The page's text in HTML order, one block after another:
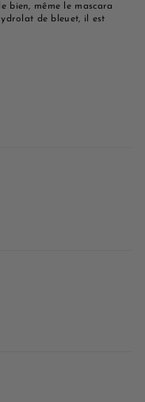
bien, même le mascara
de bleuet, il est